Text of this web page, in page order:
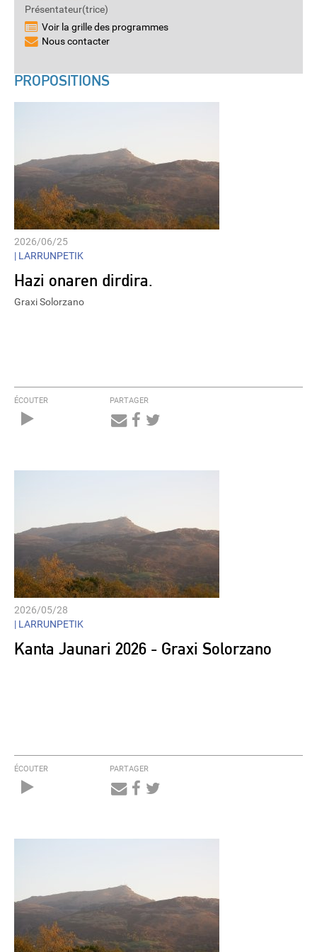
Présentateur(trice)
Voir la grille des programmes
Nous contacter
PROPOSITIONS
2026/06/25
| LARRUNPETIK
Hazi onaren dirdira.
Graxi Solorzano
ÉCOUTER PARTAGER
2026/05/28
| LARRUNPETIK
Kanta Jaunari 2026 - Graxi Solorzano
ÉCOUTER PARTAGER